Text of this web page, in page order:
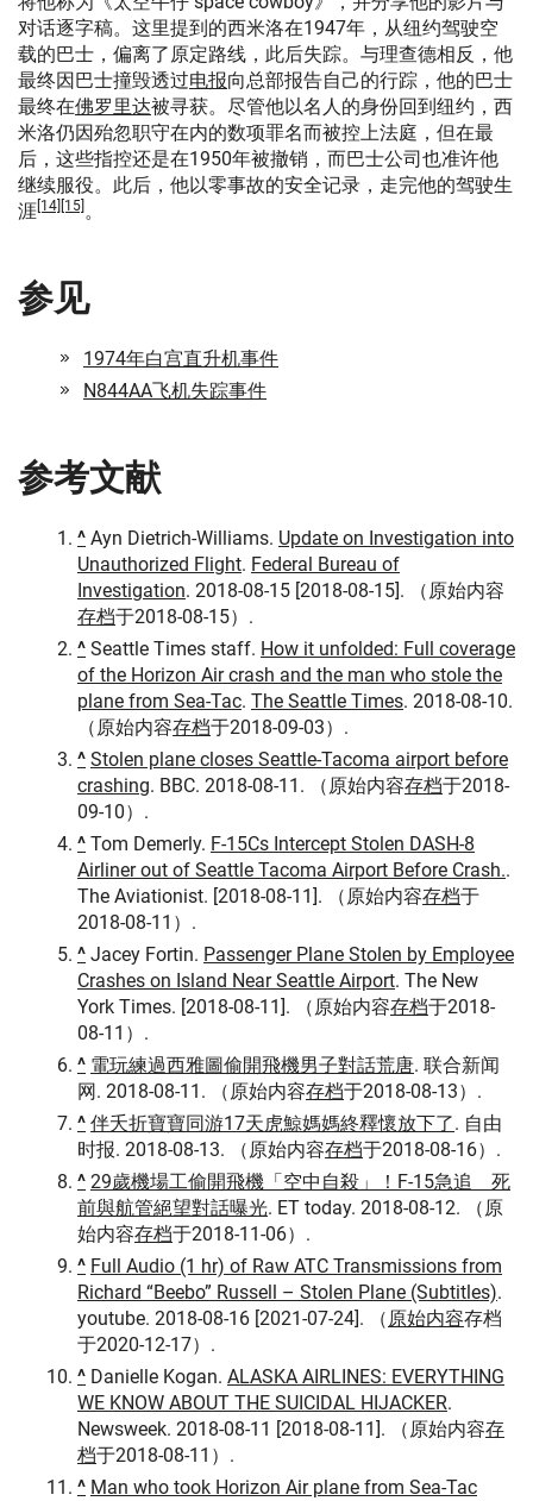
对话逐字稿。这里提到的西米洛在1947年，从纽约驾驶空
载的巴士，偏离了原定路线，此后失踪。与理查德相反，他
最终因巴士撞毁透过电报向总部报告自己的行踪，他的巴士
最终在佛罗里达被寻获。尽管他以名人的身份回到纽约，西
米洛仍因殆忽职守在内的数项罪名而被控上法庭，但在最
后，这些指控还是在1950年被撤销，而巴士公司也准许他
继续服役。此后，他以零事故的安全记录，走完他的驾驶生
涯[14] [15]。
参见
1974年白宫直升机事件
N844AA飞机失踪事件
参考文献
^ Ayn Dietrich-Williams. Update on Investigation into
Unauthorized Flight. Federal Bureau of
Investigation. 2018-08-15 [2018-08-15]. （原始内容
存档于2018-08-15）.
^ Seattle Times staff. How it unfolded: Full coverage
of the Horizon Air crash and the man who stole the
plane from Sea-Tac. The Seattle Times. 2018-08-10.
（原始内容存档于2018-09-03）.
^ Stolen plane closes Seattle-Tacoma airport before
crashing. BBC. 2018-08-11. （原始内容存档于2018-
09-10）.
^ Tom Demerly. F-15Cs Intercept Stolen DASH-8
Airliner out of Seattle Tacoma Airport Before Crash..
The Aviationist. [2018-08-11]. （原始内容存档于
2018-08-11）.
^ Jacey Fortin. Passenger Plane Stolen by Employee
Crashes on Island Near Seattle Airport. The New
York Times. [2018-08-11]. （原始内容存档于2018-
08-11）.
^ 電玩練過西雅圖偷開飛機男子對話荒唐. 联合新闻
网. 2018-08-11. （原始内容存档于2018-08-13）.
^ 伴夭折寶寶同游17天虎鯨媽媽終釋懷放下了. 自由
时报. 2018-08-13. （原始内容存档于2018-08-16）.
^ 29歲機場工偷開飛機「空中自殺」！F-15急追 死
前與航管絕望對話曝光. ET today. 2018-08-12. （原
始内容存档于2018-11-06）.
^ Full Audio (1 hr) of Raw ATC Transmissions from
Richard “Beebo” Russell – Stolen Plane (Subtitles).
youtube. 2018-08-16 [2021-07-24]. （原始内容存档
于2020-12-17）.
^ Danielle Kogan. ALASKA AIRLINES: EVERYTHING
WE KNOW ABOUT THE SUICIDAL HIJACKER.
Newsweek. 2018-08-11 [2018-08-11]. （原始内容存
档于2018-08-11）.
^ Man who took Horizon Air plane from Sea-Tac